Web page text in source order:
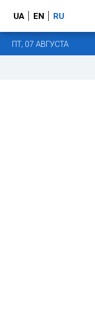
UA EN RU
ПТ, 07 АВГУСТА